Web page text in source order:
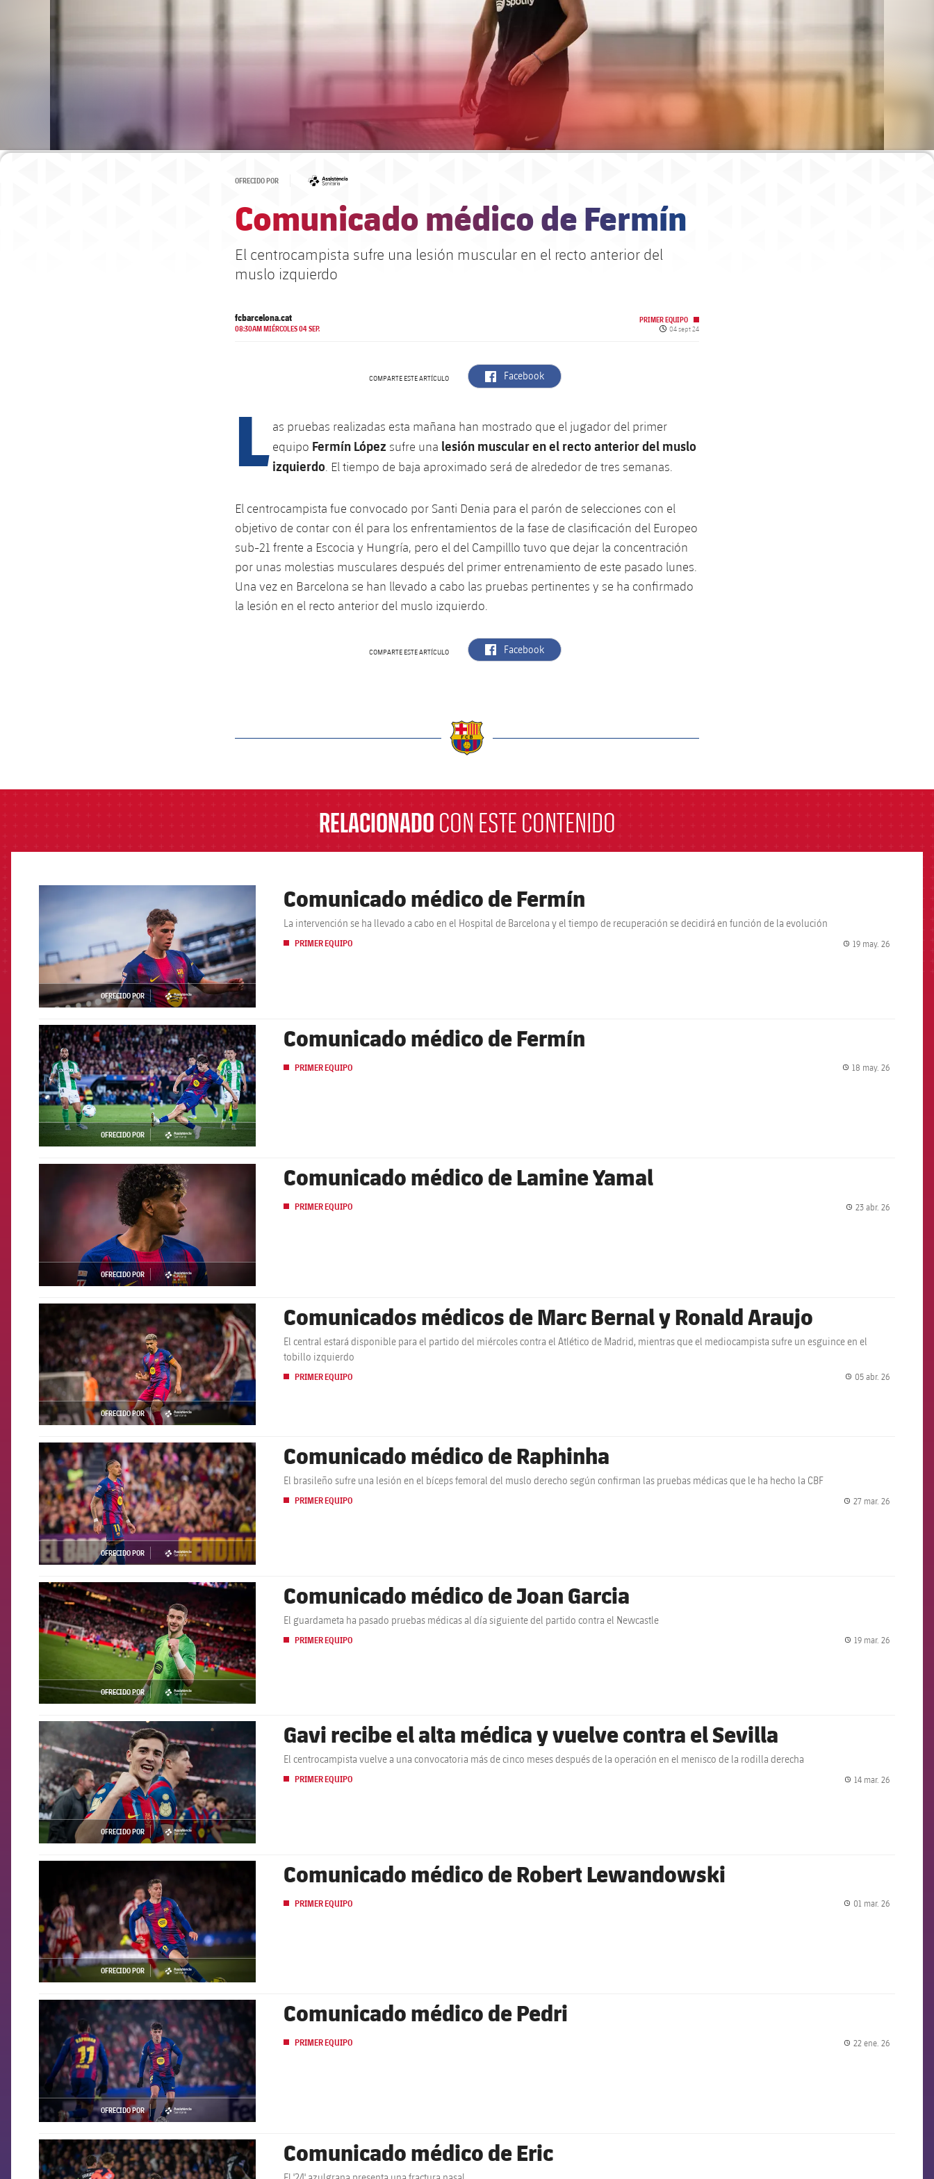
OFRECIDO POR
Comunicado médico de Fermín
El centrocampista sufre una lesión muscular en el recto anterior del
muslo izquierdo
fcbarcelona.cat
08:30AM MIÉRCOLES 04 SEP.
PRIMER EQUIPO
Fecha de publicación
04 sept 24
COMPARTE ESTE ARTÍCULO label.aria.facebook
Facebook
L as pruebas realizadas esta mañana han mostrado que el jugador del primer
equipo Fermín López sufre una lesión muscular en el recto anterior del muslo
izquierdo . El tiempo de baja aproximado será de alrededor de tres semanas.
El centrocampista fue convocado por Santi Denia para el parón de selecciones con el
objetivo de contar con él para los enfrentamientos de la fase de clasificación del Europeo
sub-21 frente a Escocia y Hungría, pero el del Campilllo tuvo que dejar la concentración
por unas molestias musculares después del primer entrenamiento de este pasado lunes.
Una vez en Barcelona se han llevado a cabo las pruebas pertinentes y se ha confirmado
la lesión en el recto anterior del muslo izquierdo.
COMPARTE ESTE ARTÍCULO label.aria.facebook
Facebook
RELACIONADO CON ESTE CONTENIDO
OFRECIDO POR
asistencia
Comunicado médico de Fermín
La intervención se ha llevado a cabo en el Hospital de Barcelona y el tiempo de recuperación se decidirá en función de la evolución
PRIMER EQUIPO 19 may. 26
FCB Barcelona badge
OFRECIDO POR
asistencia
Comunicado médico de Fermín
PRIMER EQUIPO 18 may. 26
FCB Barcelona badge
OFRECIDO POR
asistencia
Comunicado médico de Lamine Yamal
PRIMER EQUIPO 23 abr. 26
FCB Barcelona badge
OFRECIDO POR
asistencia
Comunicados médicos de Marc Bernal y Ronald Araujo
El central estará disponible para el partido del miércoles contra el Atlético de Madrid, mientras que el mediocampista sufre un esguince en el
tobillo izquierdo
PRIMER EQUIPO 05 abr. 26
FCB Barcelona badge
OFRECIDO POR
asistencia
Comunicado médico de Raphinha
El brasileño sufre una lesión en el bíceps femoral del muslo derecho según confirman las pruebas médicas que le ha hecho la CBF
PRIMER EQUIPO 27 mar. 26
FCB Barcelona badge
OFRECIDO POR
asistencia
Comunicado médico de Joan Garcia
El guardameta ha pasado pruebas médicas al día siguiente del partido contra el Newcastle
PRIMER EQUIPO 19 mar. 26
FCB Barcelona badge
OFRECIDO POR
asistencia
Gavi recibe el alta médica y vuelve contra el Sevilla
El centrocampista vuelve a una convocatoria más de cinco meses después de la operación en el menisco de la rodilla derecha
PRIMER EQUIPO 14 mar. 26
OFRECIDO POR
asistencia
Comunicado médico de Robert Lewandowski
PRIMER EQUIPO 01 mar. 26
FCB Barcelona badge
OFRECIDO POR
asistencia
Comunicado médico de Pedri
PRIMER EQUIPO 22 ene. 26
FCB Barcelona badge Comunicado médico de Eric